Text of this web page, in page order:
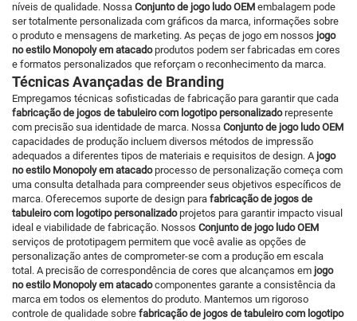
níveis de qualidade. Nossa Conjunto de jogo ludo OEM embalagem pode
ser totalmente personalizada com gráficos da marca, informações sobre
o produto e mensagens de marketing. As peças de jogo em nossos jogo
no estilo Monopoly em atacado produtos podem ser fabricadas em cores
e formatos personalizados que reforçam o reconhecimento da marca.
Técnicas Avançadas de Branding
Empregamos técnicas sofisticadas de fabricação para garantir que cada
fabricação de jogos de tabuleiro com logotipo personalizado represente
com precisão sua identidade de marca. Nossa Conjunto de jogo ludo OEM
capacidades de produção incluem diversos métodos de impressão
adequados a diferentes tipos de materiais e requisitos de design. A jogo
no estilo Monopoly em atacado processo de personalização começa com
uma consulta detalhada para compreender seus objetivos específicos de
marca. Oferecemos suporte de design para fabricação de jogos de
tabuleiro com logotipo personalizado projetos para garantir impacto visual
ideal e viabilidade de fabricação. Nossos Conjunto de jogo ludo OEM
serviços de prototipagem permitem que você avalie as opções de
personalização antes de comprometer-se com a produção em escala
total. A precisão de correspondência de cores que alcançamos em jogo
no estilo Monopoly em atacadocomponentes garante a consistência da
marca em todos os elementos do produto. Mantemos um rigoroso
controle de qualidade sobre fabricação de jogos de tabuleiro com logotipo